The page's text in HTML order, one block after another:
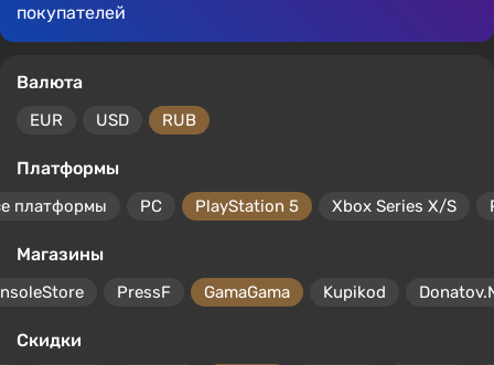
покупателей
Валюта
EUR USD RUB
Платформы
платформы PC PlayStation 5 Xbox Series X/S
Магазины
PressF GamaGama Kupikod
Скидки